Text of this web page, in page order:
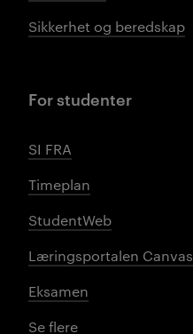
Sikkerhet og beredskap
For studenter
SI FRA
Timeplan
StudentWeb
Læringsportalen Canvas
Eksamen
Se flere